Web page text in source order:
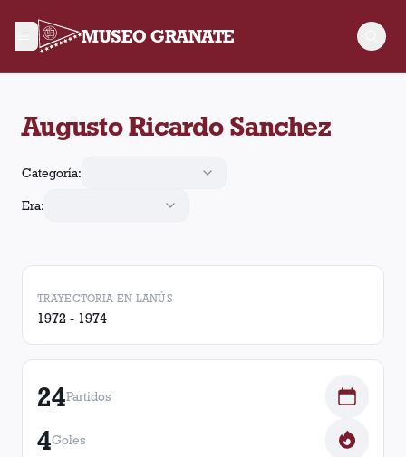
MUSEO GRANATE
Augusto Ricardo Sanchez
Categoría:
Era:
TRAYECTORIA EN LANÚS
1972 - 1974
24Partidos
4Goles